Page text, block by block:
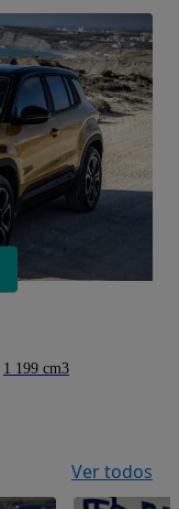
1 199 cm3
Ver todos